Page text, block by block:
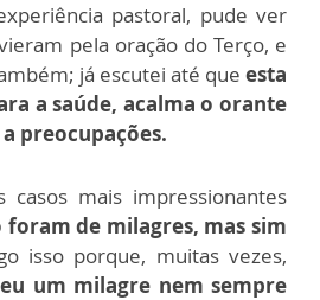
pastoral, pude ver
pela oração do Terço, e
já escutei até que esta
a saúde, acalma o orante
preocupações.
mais impressionantes
foram de milagres, mas sim
isso porque, muitas vezes,
um milagre nem sempre